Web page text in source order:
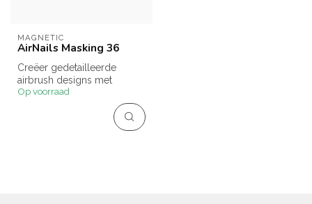
MAGNETIC
AirNails Masking 36
Creëer gedetailleerde
airbrush designs met
AirNails Masking 36.
Op voorraad